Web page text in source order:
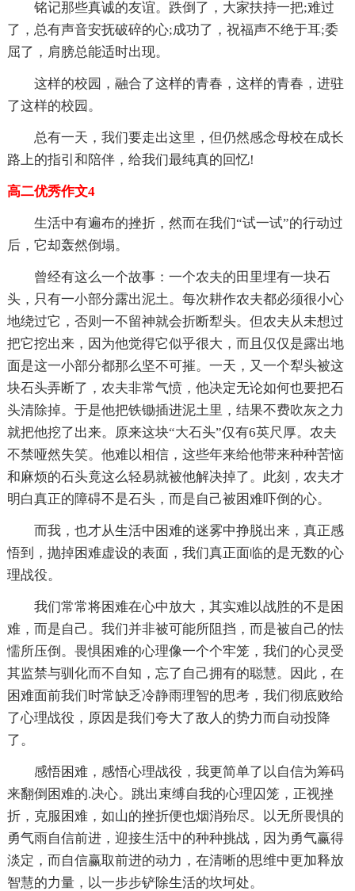
铭记那些真诚的友谊。跌倒了，大家扶持一把;难过
了，总有声音安抚破碎的心;成功了，祝福声不绝于耳;委
屈了，肩膀总能适时出现。
这样的校园，融合了这样的青春，这样的青春，进驻
了这样的校园。
总有一天，我们要走出这里，但仍然感念母校在成长
路上的指引和陪伴，给我们最纯真的回忆!
高二优秀作文4
生活中有遍布的挫折，然而在我们“试一试”的行动过
后，它却轰然倒塌。
曾经有这么一个故事：一个农夫的田里埋有一块石
头，只有一小部分露出泥土。每次耕作农夫都必须很小心
地绕过它，否则一不留神就会折断犁头。但农夫从未想过
把它挖出来，因为他觉得它似乎很大，而且仅仅是露出地
面是这一小部分都那么坚不可摧。一天，又一个犁头被这
块石头弄断了，农夫非常气愤，他决定无论如何也要把石
头清除掉。于是他把铁锄插进泥土里，结果不费吹灰之力
就把他挖了出来。原来这块“大石头”仅有6英尺厚。农夫
不禁哑然失笑。他难以相信，这些年来给他带来种种苦恼
和麻烦的石头竟这么轻易就被他解决掉了。此刻，农夫才
明白真正的障碍不是石头，而是自己被困难吓倒的心。
而我，也才从生活中困难的迷雾中挣脱出来，真正感
悟到，抛掉困难虚设的表面，我们真正面临的是无数的心
理战役。
我们常常将困难在心中放大，其实难以战胜的不是困
难，而是自己。我们并非被可能所阻挡，而是被自己的怯
懦所压倒。畏惧困难的心理像一个个牢笼，我们的心灵受
其监禁与驯化而不自知，忘了自己拥有的聪慧。因此，在
困难面前我们时常缺乏冷静雨理智的思考，我们彻底败给
了心理战役，原因是我们夸大了敌人的势力而自动投降
了。
感悟困难，感悟心理战役，我更简单了以自信为筹码
来翻倒困难的.决心。跳出束缚自我的心理囚笼，正视挫
折，克服困难，如山的挫折便也烟消殆尽。以无所畏惧的
勇气雨自信前进，迎接生活中的种种挑战，因为勇气赢得
淡定，而自信赢取前进的动力，在清晰的思维中更加释放
智慧的力量，以一步步铲除生活的坎坷处。